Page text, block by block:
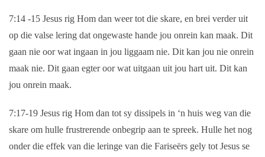
7:14 -15 Jesus rig Hom dan weer tot die skare, en brei verder uit
op die valse lering dat ongewaste hande jou onrein kan maak. Dit
gaan nie oor wat ingaan in jou liggaam nie. Dit kan jou nie onrein
maak nie. Dit gaan egter oor wat uitgaan uit jou hart uit. Dit kan
jou onrein maak.
7:17-19 Jesus rig Hom dan tot sy dissipels in ‘n huis weg van die
skare om hulle frustrerende onbegrip aan te spreek. Hulle het nog
onder die effek van die leringe van die Fariseërs gely tot Jesus se